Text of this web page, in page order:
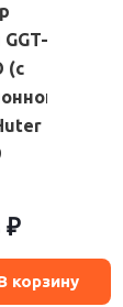
(с
₽
корзину